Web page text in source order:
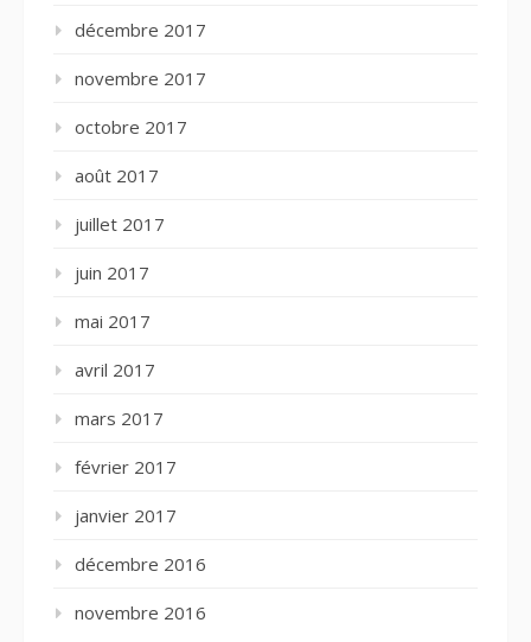
décembre 2017
novembre 2017
octobre 2017
août 2017
juillet 2017
juin 2017
mai 2017
avril 2017
mars 2017
février 2017
janvier 2017
décembre 2016
novembre 2016